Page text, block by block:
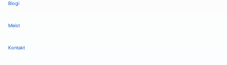
Blogi
Meist
Kontakt